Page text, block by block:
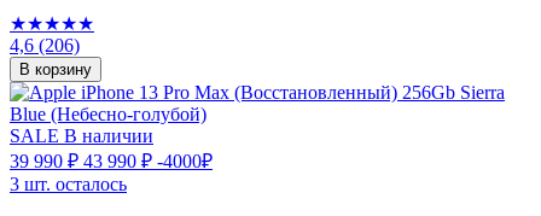
★★★★★
4,6 (206)
В корзину
SALE В наличии
39 990 ₽ 43 990 ₽ -4000₽
3 шт. осталось